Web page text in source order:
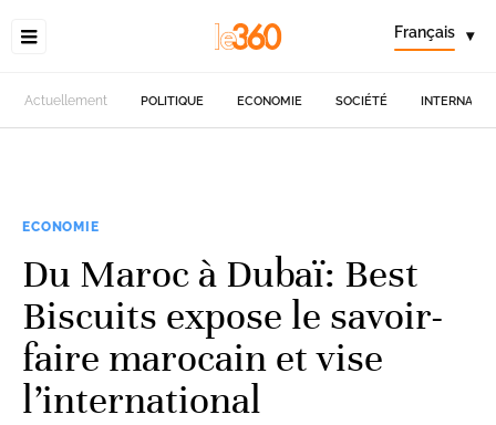
Français ▾
Actuellement POLITIQUE ECONOMIE SOCIÉTÉ
ECONOMIE
Du Maroc à Dubaï: Best
Biscuits expose le savoir-
faire marocain et vise
l’international